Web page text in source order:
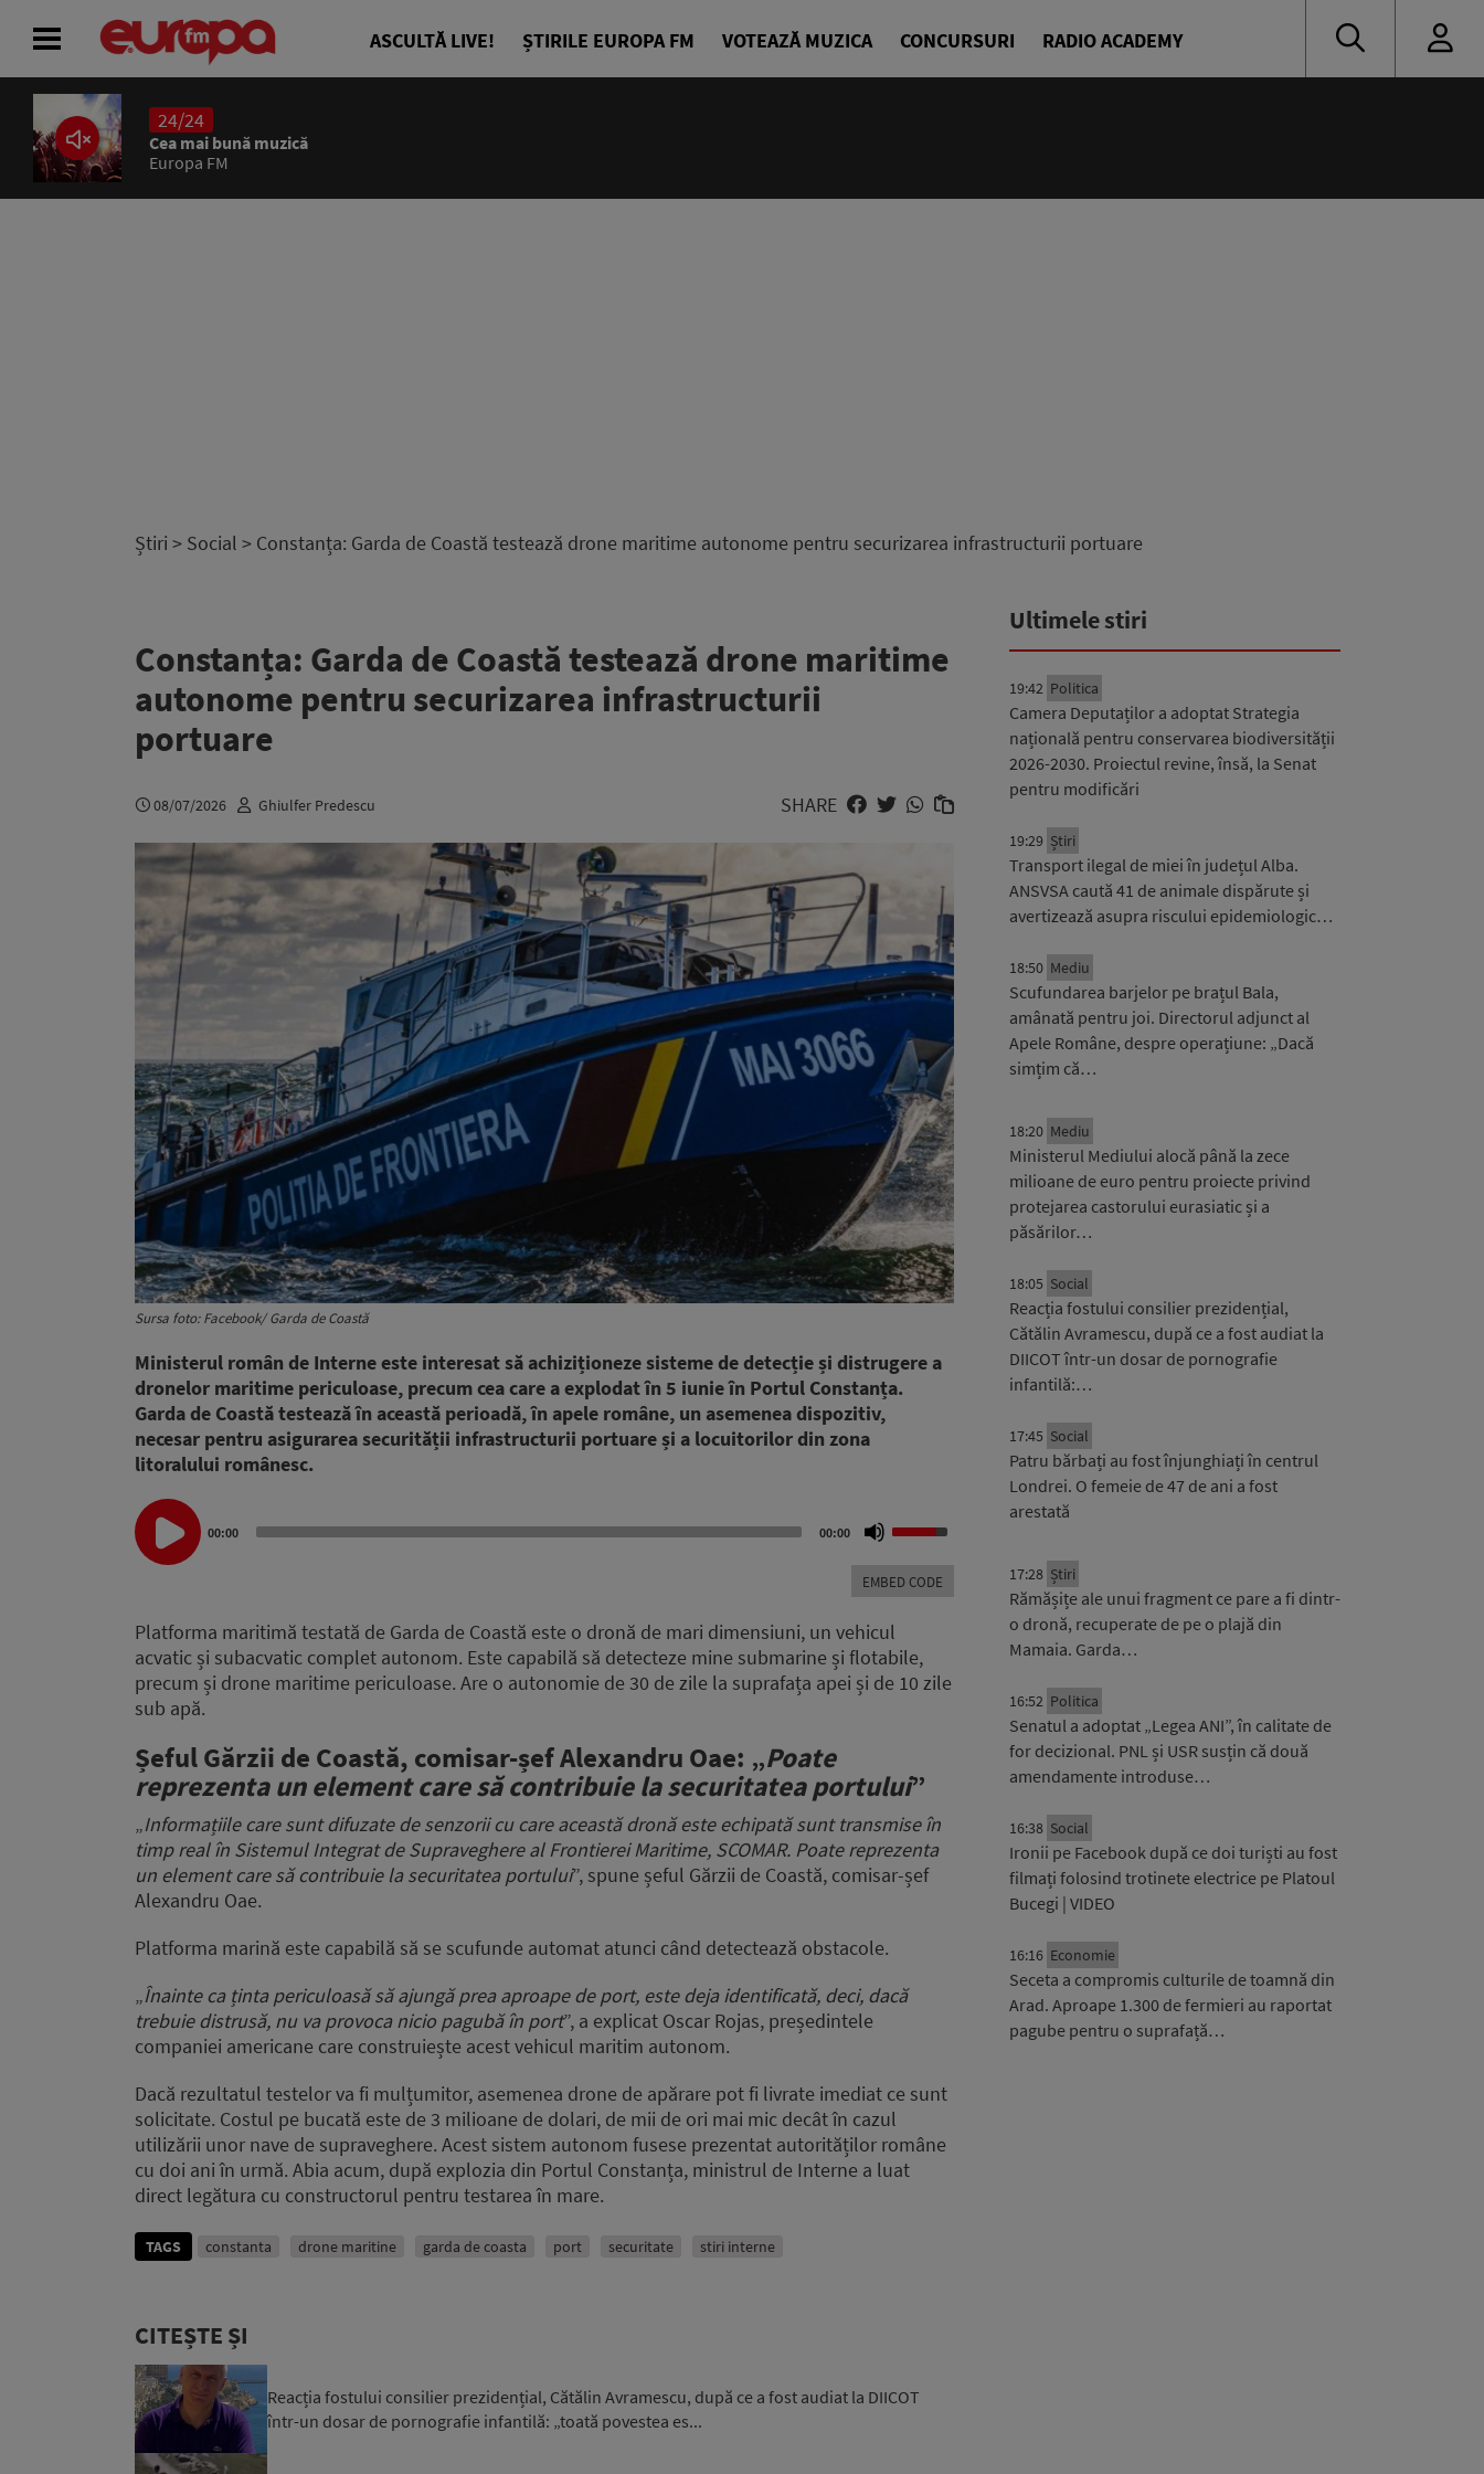
ASCULTĂ LIVE! ȘTIRILE EUROPA FM VOTEAZĂ MUZICA CONCURSURI RADIO ACADEMY
24/24
Cea mai bună muzică
Europa FM
Știri > Social > Constanța: Garda de Coastă testează drone maritime autonome pentru securizarea infrastructurii portuare
Constanța: Garda de Coastă testează drone maritime
autonome pentru securizarea infrastructurii
portuare
08/07/2026 Ghiulfer Predescu SHARE
Sursa foto: Facebook/ Garda de Coastă
Ministerul român de Interne este interesat să achiziționeze sisteme de detecție și distrugere a
dronelor maritime periculoase, precum cea care a explodat în 5 iunie în Portul Constanța.
Garda de Coastă testează în această perioadă, în apele române, un asemenea dispozitiv,
necesar pentru asigurarea securității infrastructurii portuare și a locuitorilor din zona
litoralului românesc.
Audio
Player
00:00 00:00
Up/Down
keys
increase
or
decrease
EMBED CODE
Platforma maritimă testată de Garda de Coastă este o dronă de mari dimensiuni, un vehicul
acvatic și subacvatic complet autonom. Este capabilă să detecteze mine submarine și flotabile,
precum și drone maritime periculoase. Are o autonomie de 30 de zile la suprafața apei și de 10 zile
sub apă.
Șeful Gărzii de Coastă, comisar-șef Alexandru Oae: „Poate
reprezenta un element care să contribuie la securitatea portului”
„Informațiile care sunt difuzate de senzorii cu care această dronă este echipată sunt transmise în
timp real în Sistemul Integrat de Supraveghere al Frontierei Maritime, SCOMAR. Poate reprezenta
un element care să contribuie la securitatea portului”, spune șeful Gărzii de Coastă, comisar-șef
Alexandru Oae.
Platforma marină este capabilă să se scufunde automat atunci când detectează obstacole.
„Înainte ca ținta periculoasă să ajungă prea aproape de port, este deja identificată, deci, dacă
trebuie distrusă, nu va provoca nicio pagubă în port”, a explicat Oscar Rojas, președintele
companiei americane care construiește acest vehicul maritim autonom.
Dacă rezultatul testelor va fi mulțumitor, asemenea drone de apărare pot fi livrate imediat ce sunt
solicitate. Costul pe bucată este de 3 milioane de dolari, de mii de ori mai mic decât în cazul
utilizării unor nave de supraveghere. Acest sistem autonom fusese prezentat autorităților române
cu doi ani în urmă. Abia acum, după explozia din Portul Constanța, ministrul de Interne a luat
direct legătura cu constructorul pentru testarea în mare.
TAGS constanta drone maritine garda de coasta port securitate stiri interne
CITEȘTE ȘI
Reacția fostului consilier prezidențial, Cătălin Avramescu, după ce a fost audiat la DIICOT
într-un dosar de pornografie infantilă: „toată povestea es...
Ultimele stiri
19:42 Politica
Camera Deputaților a adoptat Strategia
națională pentru conservarea biodiversității
2026-2030. Proiectul revine, însă, la Senat
pentru modificări
19:29 Știri
Transport ilegal de miei în județul Alba.
ANSVSA caută 41 de animale dispărute și
avertizează asupra riscului epidemiologic…
18:50 Mediu
Scufundarea barjelor pe brațul Bala,
amânată pentru joi. Directorul adjunct al
Apele Române, despre operațiune: „Dacă
simțim că…
18:20 Mediu
Ministerul Mediului alocă până la zece
milioane de euro pentru proiecte privind
protejarea castorului eurasiatic și a
păsărilor…
18:05 Social
Reacția fostului consilier prezidențial,
Cătălin Avramescu, după ce a fost audiat la
DIICOT într-un dosar de pornografie
infantilă:…
17:45 Social
Patru bărbați au fost înjunghiați în centrul
Londrei. O femeie de 47 de ani a fost
arestată
17:28 Știri
Rămășițe ale unui fragment ce pare a fi dintr-
o dronă, recuperate de pe o plajă din
Mamaia. Garda…
16:52 Politica
Senatul a adoptat „Legea ANI”, în calitate de
for decizional. PNL și USR susțin că două
amendamente introduse…
16:38 Social
Ironii pe Facebook după ce doi turiști au fost
filmați folosind trotinete electrice pe Platoul
Bucegi | VIDEO
16:16 Economie
Seceta a compromis culturile de toamnă din
Arad. Aproape 1.300 de fermieri au raportat
pagube pentru o suprafață…
ACASĂ
ȘTIRI